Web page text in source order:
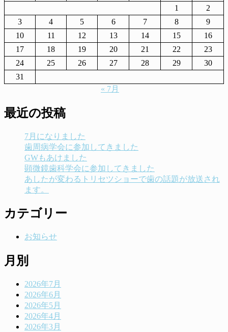
1
2
3
4 5 6 7 8
9
10
11 12 13 14 15
16
17
18 19 20 21 22
23
24
25 26 27 28 29
30
31
« 7月
最近の投稿
7月になりました
歯周病学会に参加してきました
GWもあけました
顕微鏡歯科学会に参加してきました
あしたが変わるトリセツショーで歯の話題が放送され
ます。
カテゴリー
お知らせ
月別
2026年7月
2026年6月
2026年5月
2026年4月
2026年3月